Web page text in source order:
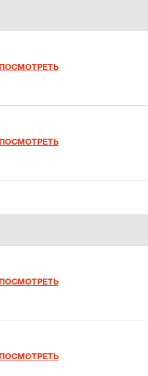
ПОСМОТРЕТЬ
ПОСМОТРЕТЬ
ПОСМОТРЕТЬ
ПОСМОТРЕТЬ